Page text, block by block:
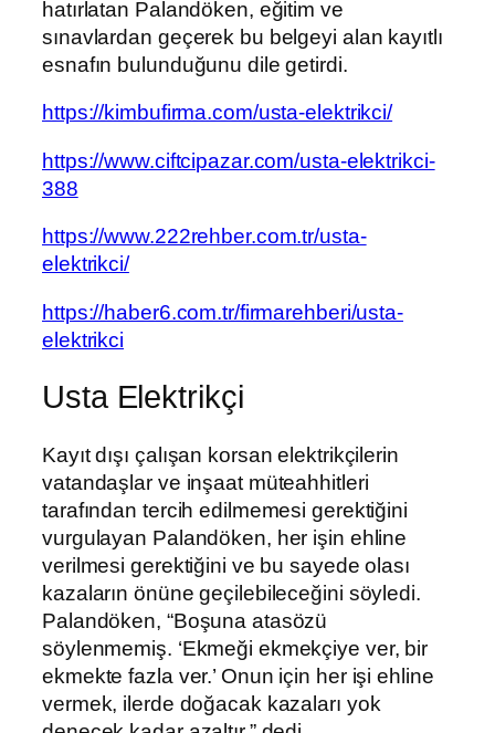
hatırlatan Palandöken, eğitim ve
sınavlardan geçerek bu belgeyi alan kayıtlı
esnafın bulunduğunu dile getirdi.
https://kimbufirma.com/usta-elektrikci/
https://www.ciftcipazar.com/usta-elektrikci-
388
https://www.222rehber.com.tr/usta-
elektrikci/
https://haber6.com.tr/firmarehberi/usta-
elektrikci
Usta Elektrikçi
Kayıt dışı çalışan korsan elektrikçilerin
vatandaşlar ve inşaat müteahhitleri
tarafından tercih edilmemesi gerektiğini
vurgulayan Palandöken, her işin ehline
verilmesi gerektiğini ve bu sayede olası
kazaların önüne geçilebileceğini söyledi.
Palandöken, “Boşuna atasözü
söylenmemiş. ‘Ekmeği ekmekçiye ver, bir
ekmekte fazla ver.’ Onun için her işi ehline
vermek, ilerde doğacak kazaları yok